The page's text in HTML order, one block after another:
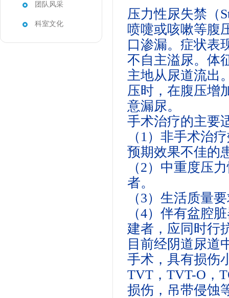
团队风采
科室文化
压力性尿失禁
喷嚏或咳嗽等腹
口渗漏。症状表
不自主溢尿。体
主地从尿道流出
压时，在腹压增
意漏尿。
手术治疗的主要
（1）非手术治
预期效果不佳的
（2）中重度压
者。
（3）生活质量
（4）伴有盆腔
建者，应同时行
目前经阴道尿道
手术，具有损伤
TVT，TVT-O，
损伤 ，吊带侵蚀